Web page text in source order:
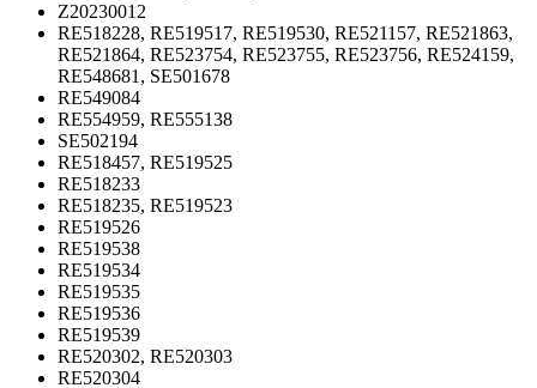
Z20230012
RE518228, RE519517, RE519530, RE521157, RE521863,
RE521864, RE523754, RE523755, RE523756, RE524159,
RE548681, SE501678
RE549084
RE554959, RE555138
SE502194
RE518457, RE519525
RE518233
RE518235, RE519523
RE519526
RE519538
RE519534
RE519535
RE519536
RE519539
RE520302, RE520303
RE520304